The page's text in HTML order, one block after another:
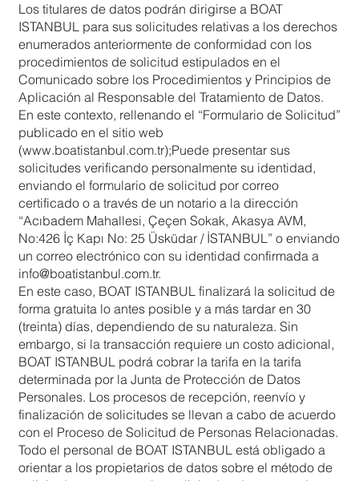
Los titulares de datos podrán dirigirse a BOAT
ISTANBUL para sus solicitudes relativas a los derechos
enumerados anteriormente de conformidad con los
procedimientos de solicitud estipulados en el
Comunicado sobre los Procedimientos y Principios de
Aplicación al Responsable del Tratamiento de Datos.
En este contexto, rellenando el “Formulario de Solicitud”
publicado en el sitio web
(www.boatistanbul.com.tr);Puede presentar sus
solicitudes verificando personalmente su identidad,
enviando el formulario de solicitud por correo
certificado o a través de un notario a la dirección
“Acıbadem Mahallesi, Çeçen Sokak, Akasya AVM,
No:426 İç Kapı No: 25 Üsküdar / İSTANBUL” o enviando
un correo electrónico con su identidad confirmada a
info@boatistanbul.com.tr.
En este caso, BOAT ISTANBUL finalizará la solicitud de
forma gratuita lo antes posible y a más tardar en 30
(treinta) días, dependiendo de su naturaleza. Sin
embargo, si la transacción requiere un costo adicional,
BOAT ISTANBUL podrá cobrar la tarifa en la tarifa
determinada por la Junta de Protección de Datos
Personales. Los procesos de recepción, reenvío y
finalización de solicitudes se llevan a cabo de acuerdo
con el Proceso de Solicitud de Personas Relacionadas.
Todo el personal de BOAT ISTANBUL está obligado a
orientar a los propietarios de datos sobre el método de